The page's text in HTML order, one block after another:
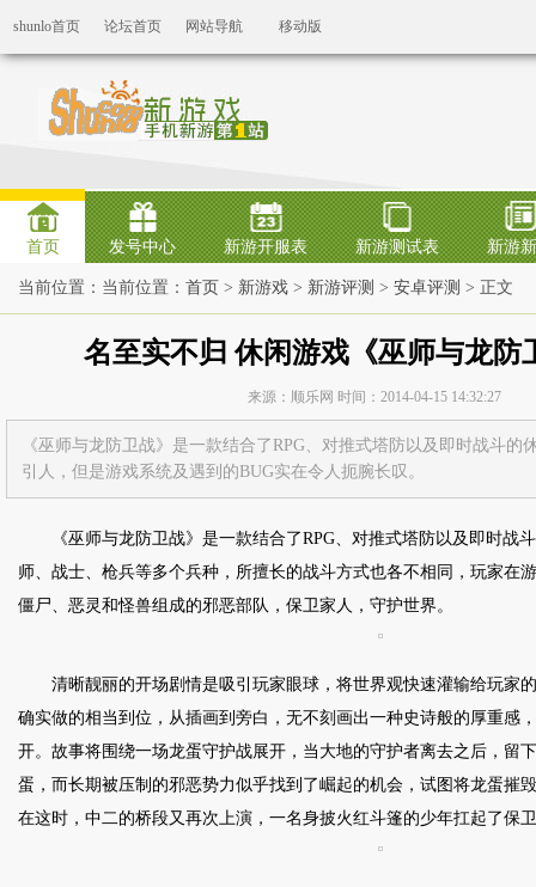
shunlo首页 论坛首页 网站导航 移动版
首页 发号中心 新游开服表 新游测试表 新游
当前位置：当前位置： 首页 > 新游戏 > 新游评测 > 安卓评测 > 正文
名至实不归 休闲游戏《巫师与龙防
来源：顺乐网 时间：2014-04-15 14:32:27
《巫师与龙防卫战》是一款结合了RPG、对推式塔防以及即时战斗的
引人，但是游戏系统及遇到的BUG实在令人扼腕长叹。
《巫师与龙防卫战》是一款结合了RPG、对推式塔防以及即时战
师、战士、枪兵等多个兵种，所擅长的战斗方式也各不相同，玩家在
僵尸、恶灵和怪兽组成的邪恶部队，保卫家人，守护世界。
清晰靓丽的开场剧情是吸引玩家眼球，将世界观快速灌输给玩家
确实做的相当到位，从插画到旁白，无不刻画出一种史诗般的厚重感
开。故事将围绕一场龙蛋守护战展开，当大地的守护者离去之后，留
蛋，而长期被压制的邪恶势力似乎找到了崛起的机会，试图将龙蛋摧
在这时，中二的桥段又再次上演，一名身披火红斗篷的少年扛起了保